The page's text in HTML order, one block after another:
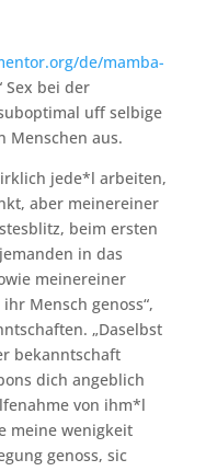
de/mamba-
bei der
uff selbige
Menschen aus.
jede*l arbeiten,
aber meinereiner
beim ersten
in das
meinereiner
Mensch genoss“,
„Daselbst
bekanntschaft
dich angeblich
von ihm*l
meine wenigkeit
genoss, sic